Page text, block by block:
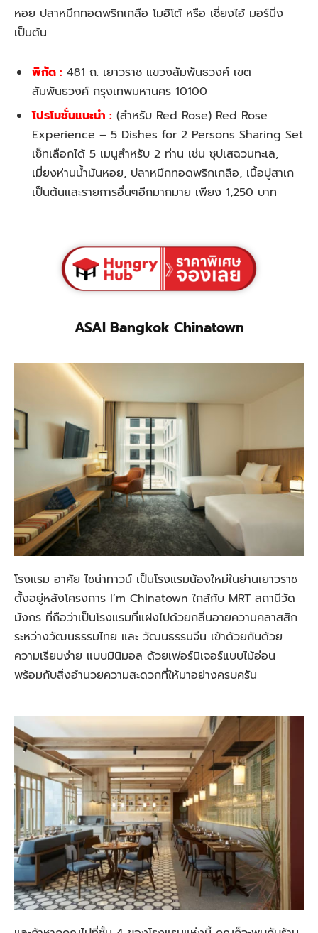
หอย ปลาหมึกทอดพริกเกลือ โมฮิโต้ หรือ เซี่ยงไฮ้ มอร์นิ่ง
เป็นต้น
พิกัด : 481 ถ. เยาวราช แขวงสัมพันธวงศ์ เขต
สัมพันธวงศ์ กรุงเทพมหานคร 10100
โปรโมชั่นแนะนำ : (สำหรับ Red Rose) Red Rose
Experience – 5 Dishes for 2 Persons Sharing Set
เซ็ทเลือกได้ 5 เมนูสำหรับ 2 ท่าน เช่น ซุปเสฉวนทะเล,
เมี่ยงห่านน้ำมันหอย, ปลาหมึกทอดพริกเกลือ, เนื้อปูสาเก
เป็นต้นและรายการอื่นๆอีกมากมาย เพียง 1,250 บาท
ASAI Bangkok Chinatown
โรงแรม อาศัย ไชน่าทาวน์ เป็นโรงแรมน้องใหม่ในย่านเยาวราช
ตั้งอยู่หลังโครงการ I’m Chinatown ใกล้กับ MRT สถานีวัด
มังกร ที่ถือว่าเป็นโรงแรมที่แฝงไปด้วยกลิ่นอายความคลาสสิก
ระหว่างวัฒนธรรมไทย และ วัฒนธรรมจีน เข้าด้วยกันด้วย
ความเรียบง่าย แบบมินิมอล ด้วยเฟอร์นิเจอร์แบบไม้อ่อน
พร้อมกับสิ่งอำนวยความสะดวกที่ให้มาอย่างครบครัน